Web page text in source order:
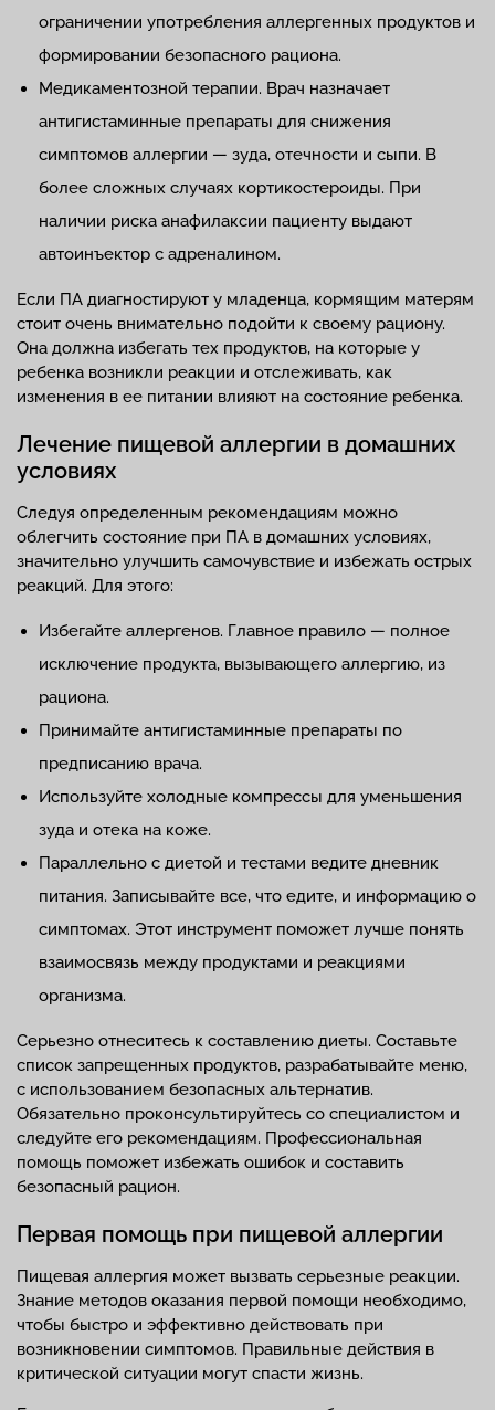
ограничении употребления аллергенных продуктов и
формировании безопасного рациона.
Медикаментозной терапии. Врач назначает
антигистаминные препараты для снижения
симптомов аллергии — зуда, отечности и сыпи. В
более сложных случаях кортикостероиды. При
наличии риска анафилаксии пациенту выдают
автоинъектор с адреналином.
Если ПА диагностируют у младенца, кормящим матерям
стоит очень внимательно подойти к своему рациону.
Она должна избегать тех продуктов, на которые у
ребенка возникли реакции и отслеживать, как
изменения в ее питании влияют на состояние ребенка.
Лечение пищевой аллергии в домашних
условиях
Следуя определенным рекомендациям можно
облегчить состояние при ПА в домашних условиях,
значительно улучшить самочувствие и избежать острых
реакций. Для этого:
Избегайте аллергенов. Главное правило — полное
исключение продукта, вызывающего аллергию, из
рациона.
Принимайте антигистаминные препараты по
предписанию врача.
Используйте холодные компрессы для уменьшения
зуда и отека на коже.
Параллельно с диетой и тестами ведите дневник
питания. Записывайте все, что едите, и информацию о
симптомах. Этот инструмент поможет лучше понять
взаимосвязь между продуктами и реакциями
организма.
Серьезно отнеситесь к составлению диеты. Составьте
список запрещенных продуктов, разрабатывайте меню,
с использованием безопасных альтернатив.
Обязательно проконсультируйтесь со специалистом и
следуйте его рекомендациям. Профессиональная
помощь поможет избежать ошибок и составить
безопасный рацион.
Первая помощь при пищевой аллергии
Пищевая аллергия может вызвать серьезные реакции.
Знание методов оказания первой помощи необходимо,
чтобы быстро и эффективно действовать при
возникновении симптомов. Правильные действия в
критической ситуации могут спасти жизнь.